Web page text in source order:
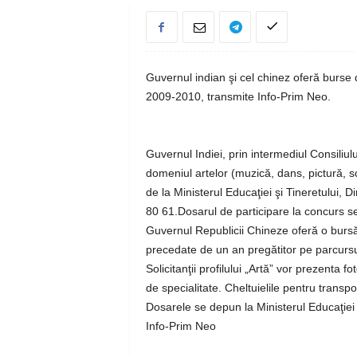
Guvernul indian şi cel chinez oferă
2009-2010, transmite Info-Prim Neo.
Guvernul Indiei, prin intermediul
domeniul artelor (muzică, dans, pictură,
de la Ministerul Educaţiei şi Tineretului,
80 61.Dosarul de participare la concurs
Guvernul Republicii Chineze oferă o
precedate de un an pregătitor pe
Solicitanţii profilului „Artă” vor prezenta
de specialitate. Cheltuielile pentru
Dosarele se depun la Ministerul
Info-Prim Neo